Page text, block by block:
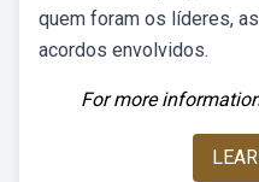
quem foram os líderes,
acordos envolvidos.
For more